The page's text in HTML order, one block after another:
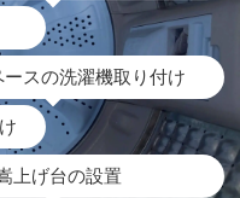
スの洗濯機取り付け
上げ台の設置